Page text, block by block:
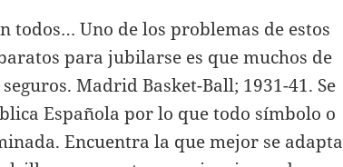
todos… Uno de los problemas de estos
para jubilarse es que muchos de
Madrid Basket-Ball; 1931-41. Se
Española por lo que todo símbolo o
Encuentra la que mejor se adapta